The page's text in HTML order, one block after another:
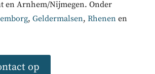
en Arnhem/Nijmegen. Onder
, Geldermalsen, Rhenenen
op